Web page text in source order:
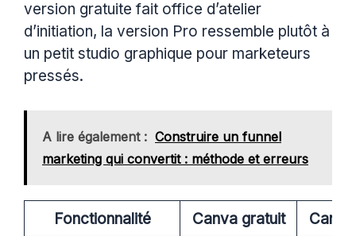
version gratuite fait office d’atelier
d’initiation, la version Pro ressemble plutôt à
un petit studio graphique pour marketeurs
pressés.
A lire également : Construire un funnel
marketing qui convertit : méthode et erreurs
Fonctionnalité Canva gratuit